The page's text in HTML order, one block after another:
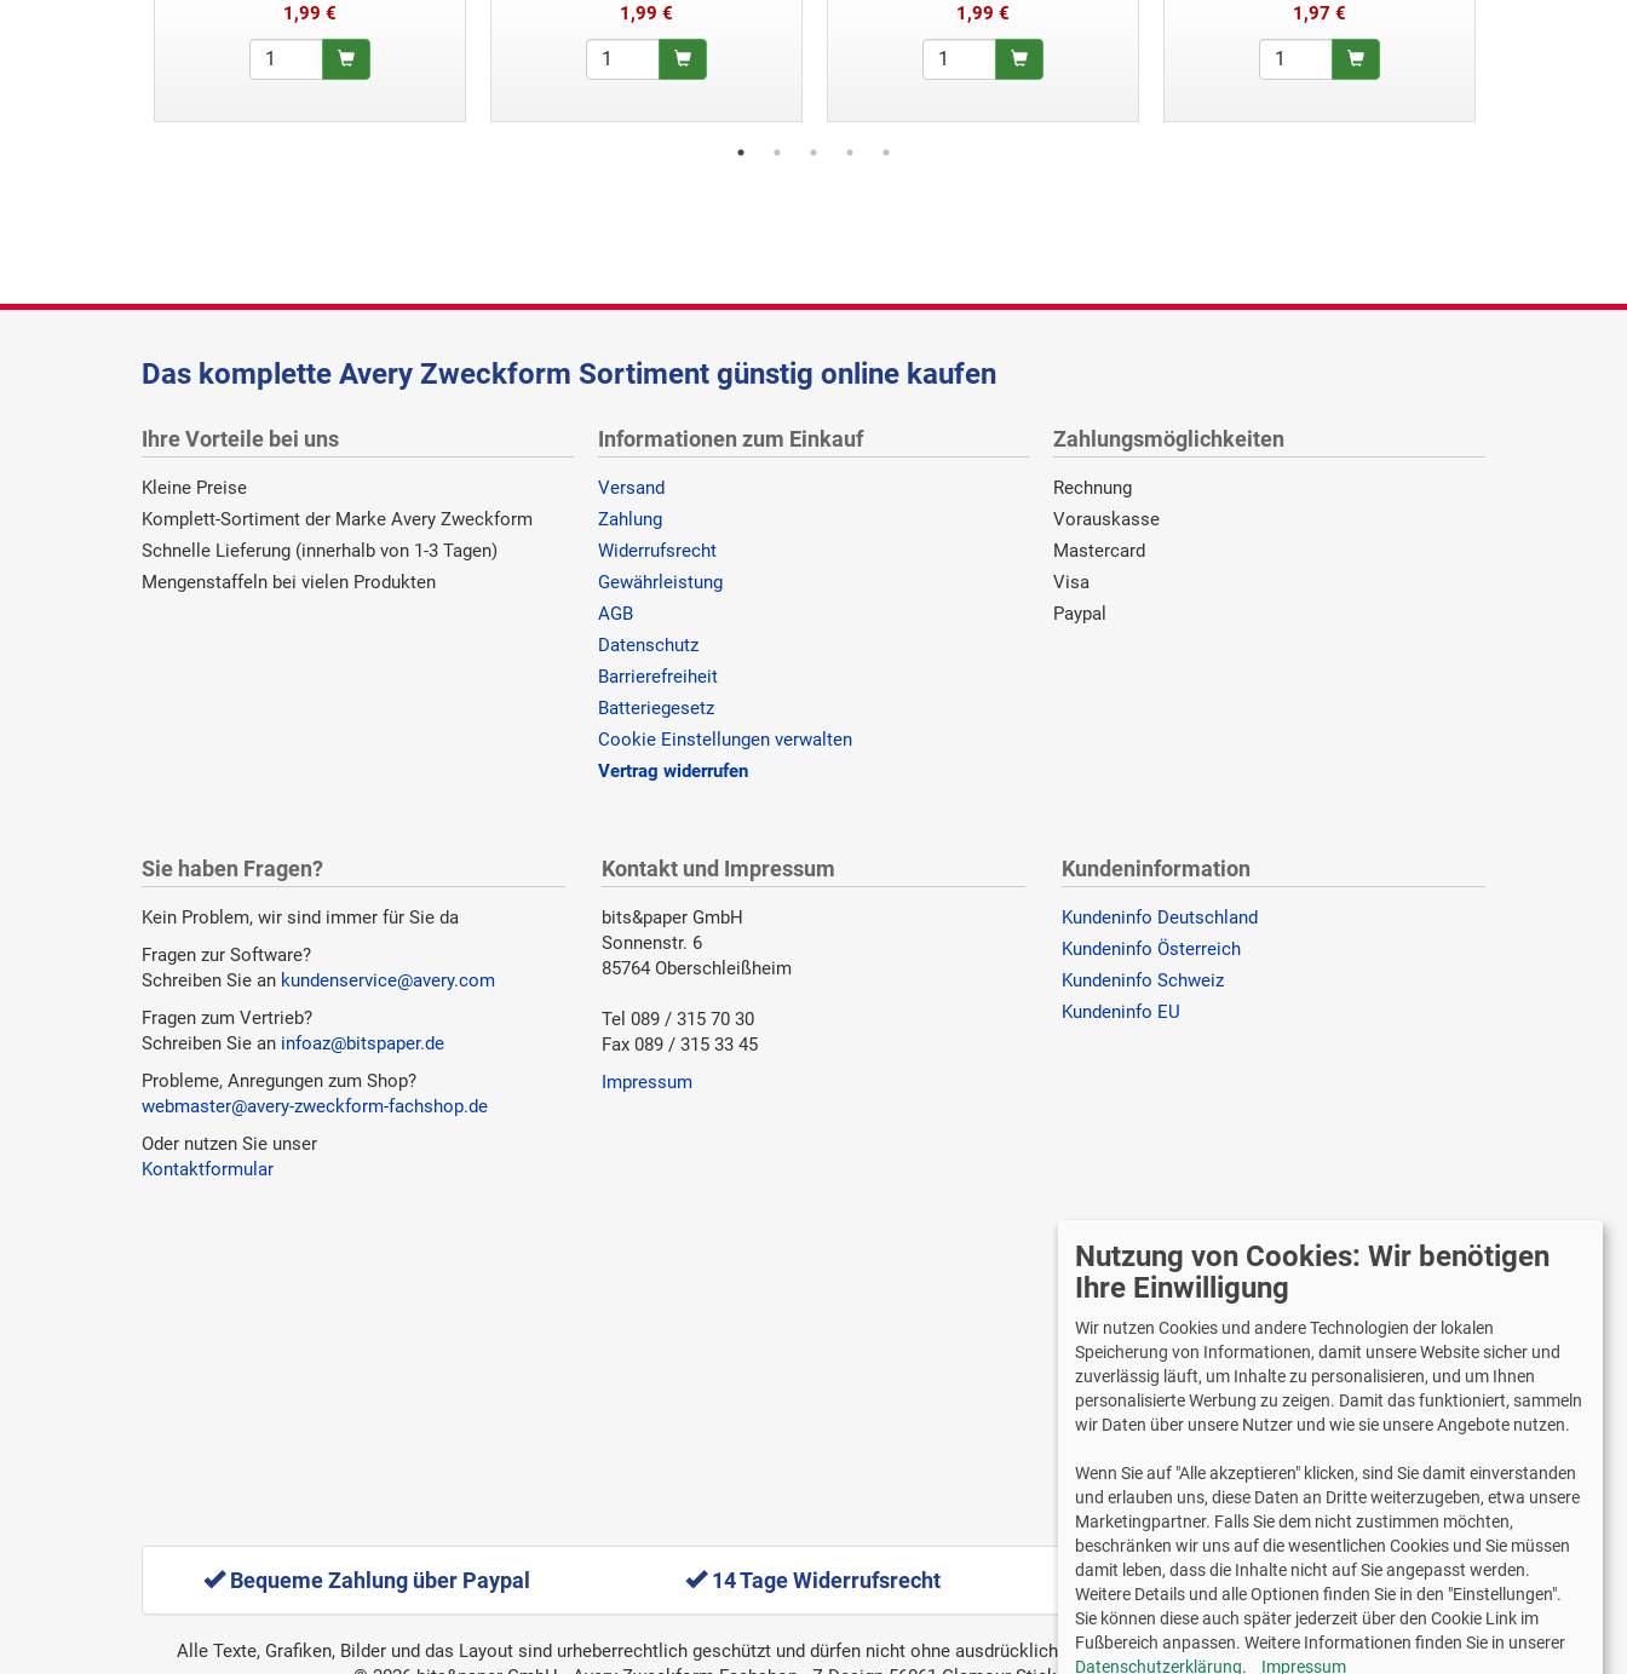
1,99 €
1,99 €
1,99 €
1,97 €
Das komplette Avery Zweckform Sortiment günstig online kaufen
Ihre Vorteile bei uns
Kleine Preise
Komplett-Sortiment der Marke Avery Zweckform
Schnelle Lieferung (innerhalb von 1-3 Tagen)
Mengenstaffeln bei vielen Produkten
Informationen zum Einkauf
Versand
Zahlung
Widerrufsrecht
Gewährleistung
AGB
Datenschutz
Barrierefreiheit
Batteriegesetz
Cookie Einstellungen verwalten
Vertrag widerrufen
Zahlungsmöglichkeiten
Rechnung
Vorauskasse
Mastercard
Visa
Paypal
Sie haben Fragen?
Kein Problem, wir sind immer für Sie da
Fragen zur Software?
Schreiben Sie an kundenservice@avery.com
Fragen zum Vertrieb?
Schreiben Sie an infoaz@bitspaper.de
Probleme, Anregungen zum Shop?
webmaster@avery-zweckform-fachshop.de
Oder nutzen Sie unser
Kontaktformular
Kontakt und Impressum
bits&paper GmbH
Sonnenstr. 6
85764 Oberschleißheim
Tel 089 / 315 70 30
Fax 089 / 315 33 45
Impressum
Kundeninformation
Kundeninfo Deutschland
Kundeninfo Österreich
Kundeninfo Schweiz
Kundeninfo EU
Wir versenden mit
Lieferung auch an Packstationen und
Postfilialen
Samstagszustellung
Bequeme Zahlung über Paypal 14 Tage Widerrufsrecht 2 Jahre Gewährleistung
Alle Texte, Grafiken, Bilder und das Layout sind urheberrechtlich geschützt und dürfen nicht ohne ausdrückliche, schriftliche Erlaubnis weiterverwendet werden.
Nutzung von Cookies: Wir benötigen
Ihre Einwilligung
Wir nutzen Cookies und andere Technologien der lokalen
Speicherung von Informationen, damit unsere Website sicher und
zuverlässig läuft, um Inhalte zu personalisieren, und um Ihnen
personalisierte Werbung zu zeigen. Damit das funktioniert, sammeln
wir Daten über unsere Nutzer und wie sie unsere Angebote nutzen.
Wenn Sie auf "Alle akzeptieren" klicken, sind Sie damit einverstanden
und erlauben uns, diese Daten an Dritte weiterzugeben, etwa unsere
Marketingpartner. Falls Sie dem nicht zustimmen möchten,
beschränken wir uns auf die wesentlichen Cookies und Sie müssen
damit leben, dass die Inhalte nicht auf Sie angepasst werden.
Weitere Details und alle Optionen finden Sie in den "Einstellungen".
Sie können diese auch später jederzeit über den Cookie Link im
Fußbereich anpassen. Weitere Informationen finden Sie in unserer
Datenschutzerklärung. Impressum